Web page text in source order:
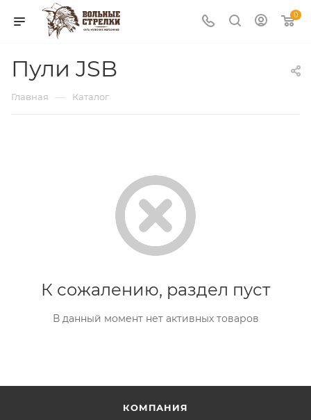
0
Пули JSB
Главная — Каталог
К сожалению, раздел пуст
В данный момент нет активных товаров
КОМПАНИЯ